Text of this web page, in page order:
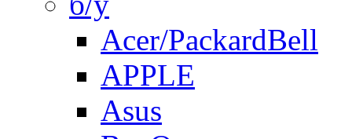
Acer/PackardBell
APPLE
Asus